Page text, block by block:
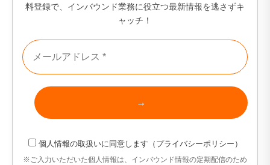
9カ国発！
料登録で、インバウンド業務に役立つ最新情報を逃さずキ
ャッチ！
個人情報の取扱いに同意します（ プライバシーポリシー ）
※ご入力いただいた個人情報は、インバウンド情報の定期配信のため